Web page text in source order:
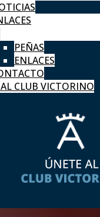
PEÑAS
ENLACES
CLUB VICTORINO